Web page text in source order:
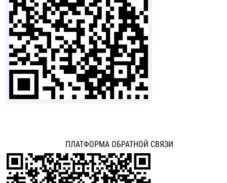
ПЛАТФОРМА ОБРАТНОЙ СВЯЗИ